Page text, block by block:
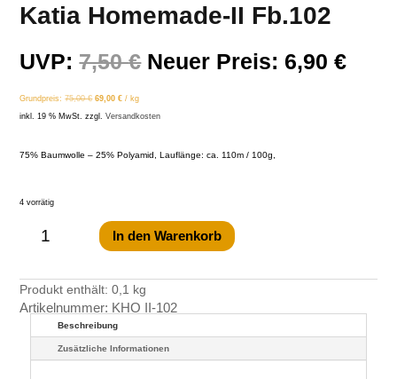
Katia Homemade-II Fb.102
UVP: 7,50€ Ursprünglicher
war:
Neuer Preis: 6,90€
Grundpreis:75,00€ 69,00€ / kg
inkl. 19 % MwSt.
zzgl.Versandkosten
75% Baumwolle – 25% Polyamid, Lauflänge: ca. 110m / 100g,
4 vorrätig
Katia
Homemade-
Fb.102 In den Warenkorb
Produkt enthält: 0,1 kg
Artikelnummer: KHO II-102
Beschreibung
Zusätzliche Informationen